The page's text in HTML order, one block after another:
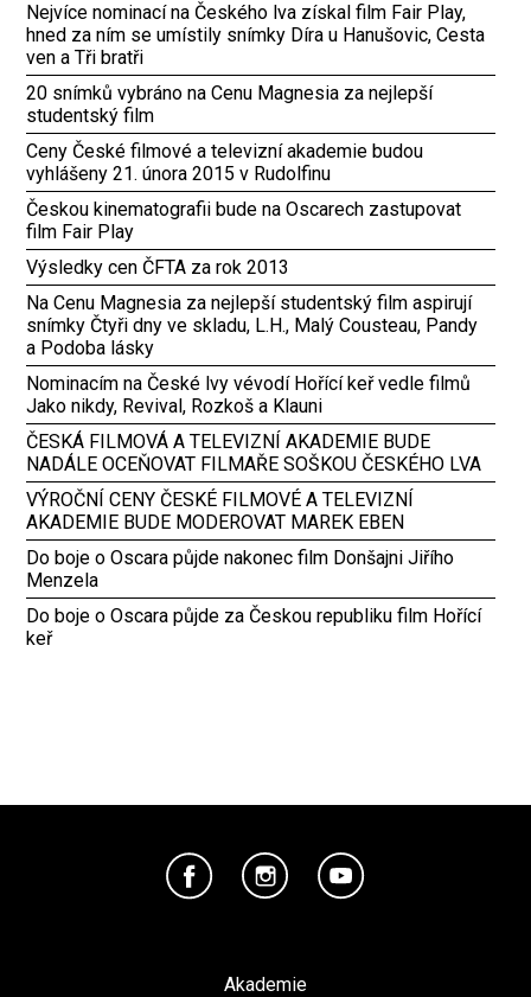
Nejvíce nominací na Českého lva získal film Fair Play,
hned za ním se umístily snímky Díra u Hanušovic, Cesta
ven a Tři bratři
20 snímků vybráno na Cenu Magnesia za nejlepší
studentský film
Ceny České filmové a televizní akademie budou
vyhlášeny 21. února 2015 v Rudolfinu
Českou kinematografii bude na Oscarech zastupovat
film Fair Play
Výsledky cen ČFTA za rok 2013
Na Cenu Magnesia za nejlepší studentský film aspirují
snímky Čtyři dny ve skladu, L.H., Malý Cousteau, Pandy
a Podoba lásky
Nominacím na České lvy vévodí Hořící keř vedle filmů
Jako nikdy, Revival, Rozkoš a Klauni
ČESKÁ FILMOVÁ A TELEVIZNÍ AKADEMIE BUDE
NADÁLE OCEŇOVAT FILMAŘE SOŠKOU ČESKÉHO LVA
VÝROČNÍ CENY ČESKÉ FILMOVÉ A TELEVIZNÍ
AKADEMIE BUDE MODEROVAT MAREK EBEN
Do boje o Oscara půjde nakonec film Donšajni Jiřího
Menzela
Do boje o Oscara půjde za Českou republiku film Hořící
keř
Akademie